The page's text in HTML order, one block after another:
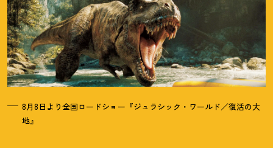
8月8日より全国ロードショー『ジュラシック・ワールド／復活の大
地』